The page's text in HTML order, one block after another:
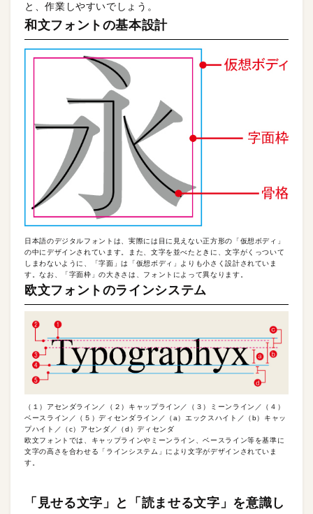
と、作業しやすいでしょう。
和文フォントの基本設計
日本語のデジタルフォントは、実際には目に見えない正方形の「仮想ボディ」
の中にデザインされています。また、文字を並べたときに、文字がくっついて
しまわないように、「字面」は「仮想ボディ」よりも小さく設計されていま
す。なお、「字面枠」の大きさは、フォントによって異なります。
欧文フォントのラインシステム
（１）アセンダライン／（２）キャップライン／（３）ミーンライン／（４）
ベースライン／（５）ディセンダライン／（a）エックスハイト／（b）キャッ
プハイト／（c）アセンダ／（d）ディセンダ
欧文フォントでは、キャップラインやミーンライン、ベースライン等を基準に
文字の高さを合わせる「ラインシステム」により文字がデザインされていま
す。
「見せる文字」と「読ませる文字」を意識し